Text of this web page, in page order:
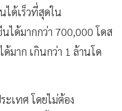
ด้เร็วที่สุดใน
ได้มากกว่า 700,000 โดส
มาก เกินกว่า 1 ล้านโด
ะเทศ โดยไม่ต้อง